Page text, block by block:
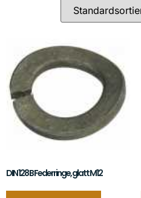
DIN 128 B Federringe, glatt M12